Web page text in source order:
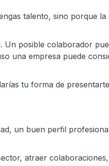
talento, sino porque
posible colaborador
una empresa puede
tu forma de
un buen perfil
atraer